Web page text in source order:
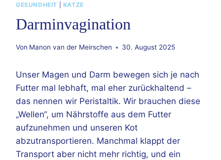
GESUNDHEIT KATZE
Darminvagination
Von Manon van der Meirschen 30. August 2025
Unser Magen und Darm bewegen sich je nach
Futter mal lebhaft, mal eher zurückhaltend –
das nennen wir Peristaltik. Wir brauchen diese
„Wellen“, um Nährstoffe aus dem Futter
aufzunehmen und unseren Kot
abzutransportieren. Manchmal klappt der
Transport aber nicht mehr richtig, und ein